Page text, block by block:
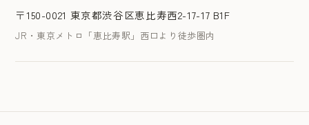
〒150-0021 東京都渋谷区恵比寿西2-17-17 B1F
JR・東京メトロ「恵比寿駅」西口より徒歩圏内